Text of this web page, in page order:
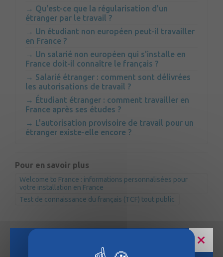
Qu'est-ce que la régularisation d'un
étranger par le travail ?
Un étudiant non européen peut-il travailler
en France ?
Un salarié non européen qui s'installe en
France doit-il connaître le français ?
Salarié étranger : comment sont délivrées
les autorisations de travail ?
Étudiant étranger : comment travailler en
France après ses études ?
L'autorisation provisoire de travail pour un
étranger existe-elle encore ?
Pour en savoir plus
Welcome to France : informations personnalisées pour
votre installation en France
Test de connaissance du français (TCF) tout public